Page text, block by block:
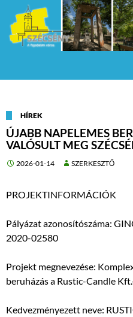
HÍREK
ÚJABB NAPELEMES
VALÓSULT MEG
2026-01-14 SZERKESZTŐ
PROJEKTINFORMÁCIÓK
Pályázat azonosítószáma:
2020-02580
Projekt megnevezése:
beruházás a Rustic-Candle
Kedvezményezett neve: